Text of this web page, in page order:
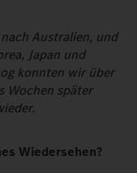
Australien, und
Japan und
konnten wir über
Wochen später
Wiedersehen?